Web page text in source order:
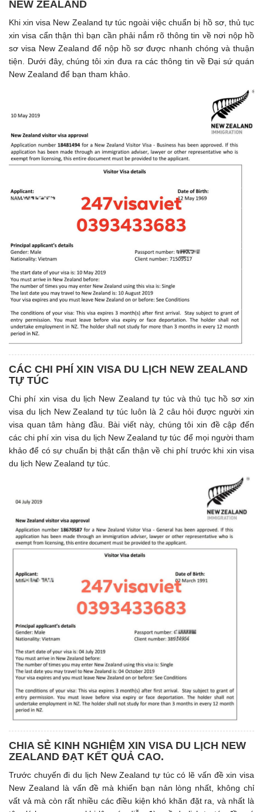
NEW ZEALAND
Khi xin visa New Zealand tự túc ngoài việc chuẩn bị hồ sơ, thủ tục
xin visa cẩn thận thì bạn cần phải nắm rõ thông tin về nơi nộp hồ
sơ visa New Zealand để nộp hồ sơ được nhanh chóng và thuận
tiện. Dưới đây, chúng tôi xin đưa ra các thông tin về Đại sứ quán
New Zealand để bạn tham khảo.
CÁC CHI PHÍ XIN VISA DU LỊCH NEW ZEALAND
TỰ TÚC
Chi phí xin visa du lịch New Zealand tự túc và thủ tục hồ sơ xin
visa du lịch New Zealand tự túc luôn là 2 câu hỏi được người xin
visa quan tâm hàng đầu. Bài viết này, chúng tôi xin đề cập đến
các chi phí xin visa du lịch New Zealand tự túc để mọi người tham
khảo để có sự chuẩn bị thật cẩn thận về chi phí trước khi xin visa
du lịch New Zealand tự túc.
CHIA SẺ KINH NGHIỆM XIN VISA DU LỊCH NEW
ZEALAND ĐẠT KẾT QUẢ CAO.
Trước chuyến đi du lịch New Zealand tự túc có lẽ vấn đề xin visa
New Zealand là vấn đề mà khiến bạn nản lòng nhất, không chỉ
vất vả mà còn rất nhiều các điều kiện khó khăn đặt ra, và nhất là